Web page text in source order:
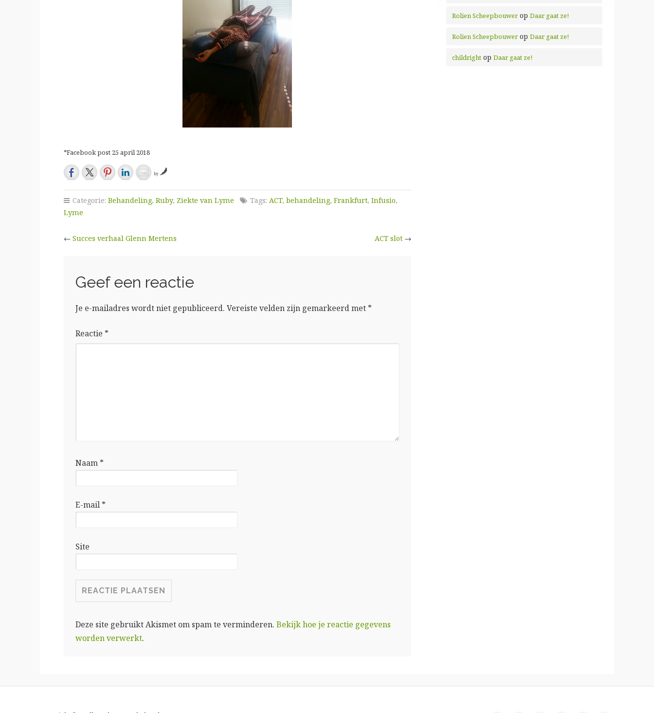
*Facebook post 25 april 2018
by
Categorie: Behandeling, Ruby, Ziekte van Lyme Tags: ACT, behandeling, Frankfurt, Infusio,
Lyme
← Succes verhaal Glenn Mertens ACT slot→
Geef een reactie
Je e-mailadres wordt niet gepubliceerd. Vereiste velden zijn gemarkeerd met *
Reactie *
Naam *
E-mail *
Site
Deze site gebruikt Akismet om spam te verminderen. Bekijk hoe je reactie gegevens
worden verwerkt.
Rolien Scheepbouwer opDaar gaat ze!
Rolien Scheepbouwer opDaar gaat ze!
childright opDaar gaat ze!